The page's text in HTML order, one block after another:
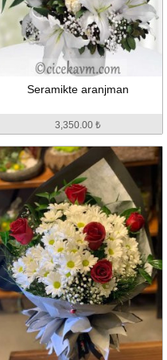
Seramikte aranjman
3,350.00 ₺